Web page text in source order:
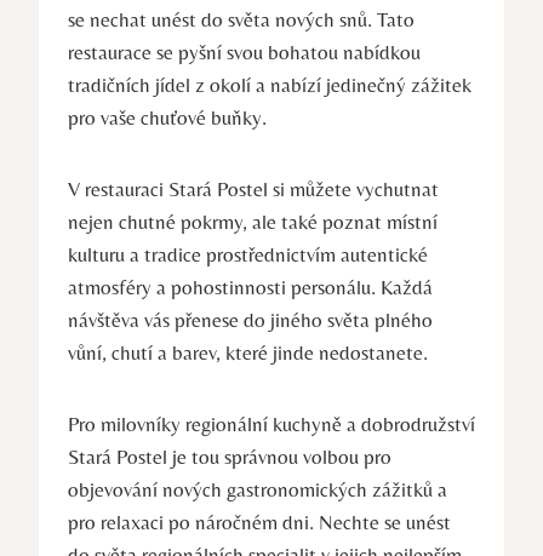
se nechat unést do světa nových snů. Tato
restaurace se pyšní svou bohatou nabídkou
tradičních jídel z okolí a nabízí jedinečný zážitek
pro vaše chuťové buňky.
V restauraci Stará Postel si můžete vychutnat
nejen chutné pokrmy, ale také poznat místní
kulturu a tradice prostřednictvím autentické
atmosféry a pohostinnosti personálu. Každá
návštěva vás přenese do jiného světa plného
vůní, chutí a barev, které jinde nedostanete.
Pro milovníky regionální kuchyně a dobrodružství
Stará Postel je tou správnou volbou pro
objevování nových gastronomických zážitků a
pro relaxaci po náročném dni. Nechte se unést